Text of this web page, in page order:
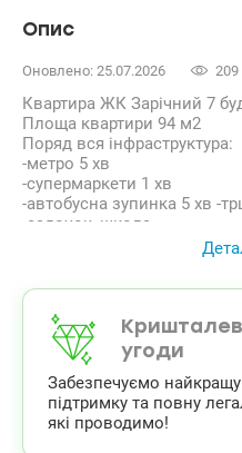
Опис
Оновлено: 25.07.2026 209
Квартира ЖК Зарічний 7
Площа квартири 94 м2
Поряд вся інфраструктура:
-метро 5 хв
-супермаркети 1 хв
-автобусна зупинка 5 хв -
-садочок, школа
Продаж по переуступці,
ЖК Зарічний – це
першій лінії Дніпра.
прибудинкова територія
території є кафе,
прогулянок, супермаркети,
Тел.(044) 200-10-80
valion.ua/1090471
угоди
Забезпечуємо
підтримку та повну
які проводимо!